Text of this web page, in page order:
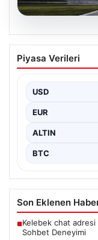
07.08.2026
FED’in
piyasaların
kararı
Piyasa Verileri
USD
EUR
ALTIN
BTC
Son Eklenen
■Kelebek chat
Sohbet Deneyimi